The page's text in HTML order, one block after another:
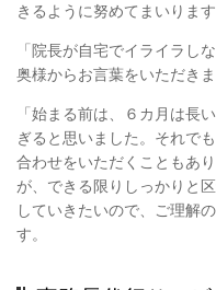
きるように努めてまいります
「院長が自宅でイライラし
奥様からお言葉をいただきま
「始まる前は、６カ月は長
ぎると思いました。それで
合わせをいただくこともあ
が、できる限りしっかりと
していきたいので、ご理解
す。